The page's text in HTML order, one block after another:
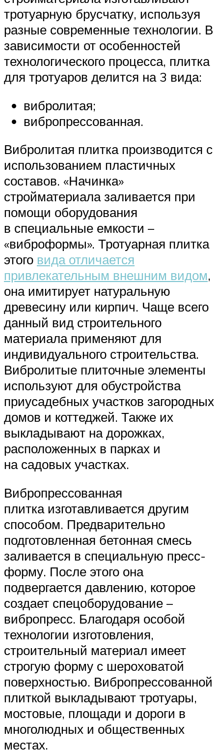
тротуарную брусчатку, используя
разные современные технологии. В
зависимости от особенностей
технологического процесса, плитка
для тротуаров делится на 3 вида:
вибролитая;
вибропрессованная.
Вибролитая плитка производится с
использованием пластичных
составов. «Начинка»
стройматериала заливается при
помощи оборудования
в специальные емкости –
«виброформы». Тротуарная плитка
этого вида отличается
привлекательным внешним видом,
она имитирует натуральную
древесину или кирпич. Чаще всего
данный вид строительного
материала применяют для
индивидуального строительства.
Вибролитые плиточные элементы
используют для обустройства
приусадебных участков загородных
домов и коттеджей. Также их
выкладывают на дорожках,
расположенных в парках и
на садовых участках.
Вибропрессованная
плитка изготавливается другим
способом. Предварительно
подготовленная бетонная смесь
заливается в специальную пресс-
форму. После этого она
подвергается давлению, которое
создает спецоборудование –
вибропресс. Благодаря особой
технологии изготовления,
строительный материал имеет
строгую форму с шероховатой
поверхностью. Вибропрессованной
плиткой выкладывают тротуары,
мостовые, площади и дороги в
многолюдных и общественных
местах.